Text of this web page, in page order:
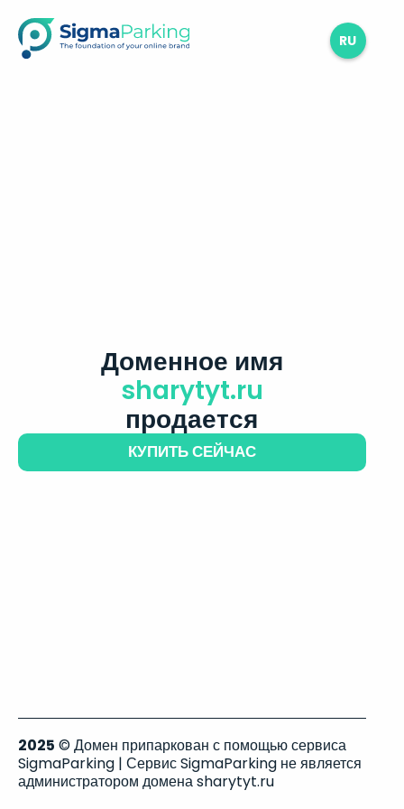
RU
Доменное имя
sharytyt.ru
продается
КУПИТЬ СЕЙЧАС
2025 © Домен припаркован с помощью сервиса
SigmaParking | Сервис SigmaParking не является
администратором домена sharytyt.ru